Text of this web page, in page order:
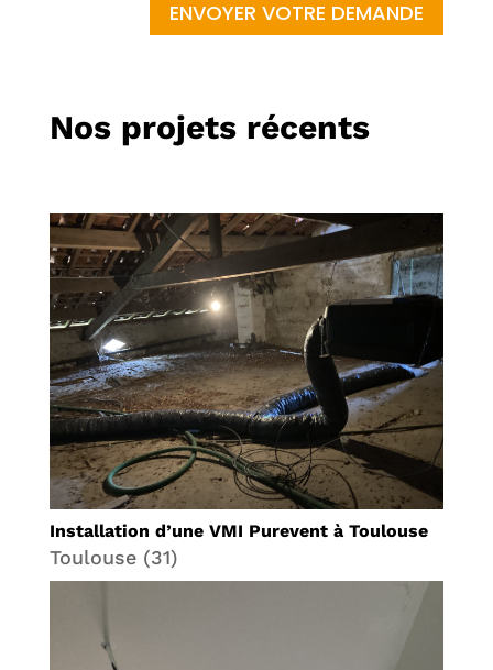
ENVOYER VOTRE DEMANDE
Nos projets récents
Installation d’une VMI Purevent à Toulouse
Toulouse (31)